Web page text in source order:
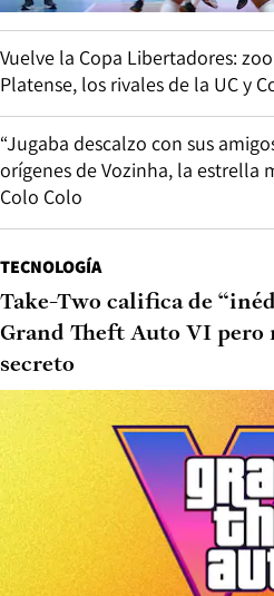
Vuelve la Copa Libertadores:
Platense, los rivales de la UC y
“Jugaba descalzo con sus
orígenes de Vozinha, la estrella
Colo Colo
TECNOLOGÍA
Take-Two califica de
Grand Theft Auto VI pero
secreto